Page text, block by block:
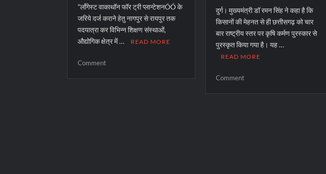
”लॉंगेस्ट वाकाथॉन फॉर ट्री प्लान्टेशनÓÓ के
जरिये दर्ज कराने हेतु नागपुर से रायपुर तक
पदयात्रा कर विभिन्न शिक्षण संस्थाओं,
औद्योगिक क्षेत्र में …
READ MORE
Commenton
दुर्ग। मुख्यमंत्री डॉ रमन सिंह ने कहा है कि
किसानों की मेहनत से ही छत्तीसगढ़ को चार
बार राष्ट्रीय स्तर पर कृषि कर्मण पुरस्कार से
पुरस्कृत किया गया है। यह …
READ MORE
Commenton